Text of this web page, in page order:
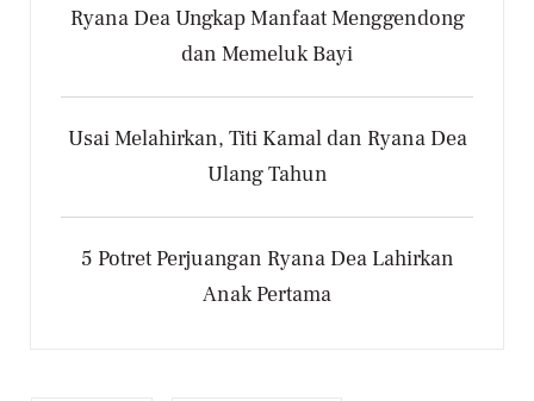
Ryana Dea Ungkap Manfaat Menggendong
dan Memeluk Bayi
Usai Melahirkan, Titi Kamal dan Ryana Dea
Ulang Tahun
5 Potret Perjuangan Ryana Dea Lahirkan
Anak Pertama